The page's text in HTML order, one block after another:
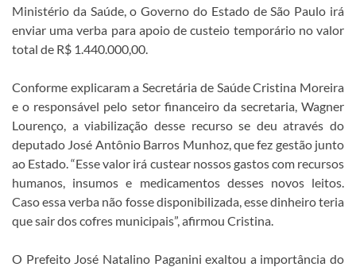
Ministério da Saúde, o Governo do Estado de São Paulo irá
enviar uma verba para apoio de custeio temporário no valor
total de R$ 1.440.000,00.
Conforme explicaram a Secretária de Saúde Cristina Moreira
e o responsável pelo setor financeiro da secretaria, Wagner
Lourenço, a viabilização desse recurso se deu através do
deputado José Antônio Barros Munhoz, que fez gestão junto
ao Estado. “Esse valor irá custear nossos gastos com recursos
humanos, insumos e medicamentos desses novos leitos.
Caso essa verba não fosse disponibilizada, esse dinheiro teria
que sair dos cofres municipais”, afirmou Cristina.
O Prefeito José Natalino Paganini exaltou a importância do